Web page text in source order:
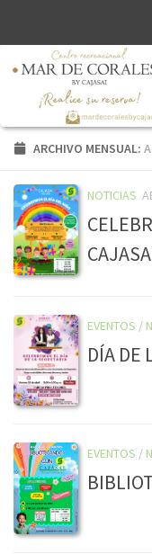
ARCHIVO MENSUAL:
NOTICIAS
EVENTOS /
DÍA DE
EVENTOS /